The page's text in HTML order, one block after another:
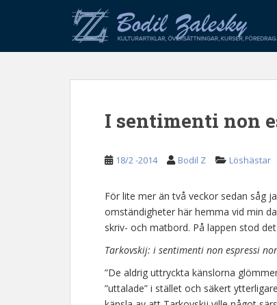
p
I sentimenti non
18/2 -2014 Bodil Z Löshästar
För lite mer än två veckor sedan såg
omständigheter här hemma vid min
skriv- och matbord. På lappen stod
Tarkovskij: i sentimenti non espressi
”De aldrig uttryckta känslorna
”uttalade” i stället och säkert